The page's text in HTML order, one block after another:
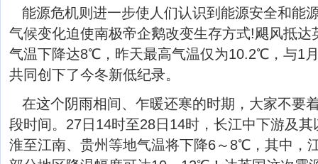
能源危机则进一步使人们认识到能源安全和能
气候变化迫使南极帝企鹅改变生存方式!飓风抵达
气温下降达8℃，昨天最高气温仅为10.2℃，与1
共同创下了今冬新低纪录。
在这个阴雨相间、乍暖还寒的时期，大家不要
段时间。27日14时至28日14时，长江中下游及
淮至江南、贵州等地气温将下降6～8℃，其中，